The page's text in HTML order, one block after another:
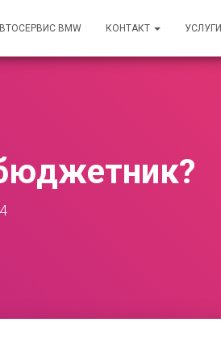
BMW КОНТАКТ УСЛУГИ